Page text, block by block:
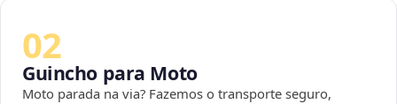
02
Guincho para Moto
Moto parada na via? Fazemos o transporte seguro,